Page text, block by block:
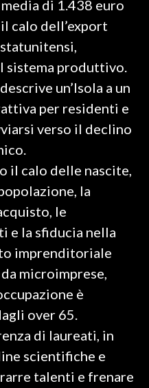
di 1.438 euro
calo dell’export
sistema produttivo.
un’Isola a un
per residenti e
verso il declino
il calo delle nascite,
la
le
e la sfiducia nella
imprenditoriale
microimprese,
è
over 65.
di laureati, in
scientifiche e
talenti e frenare